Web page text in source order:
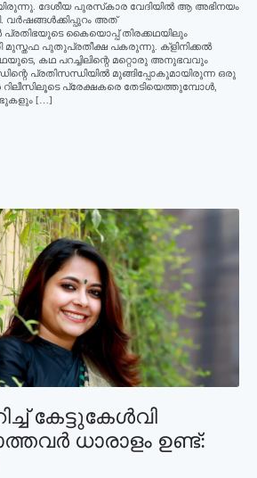
ദേശീയ പുരസ്‌കാര വേദിയില്‍ ആ അഭിനയം
വര്‍ഷങ്ങള്‍ക്കിപ്പുറം അത്
പ്രതിഭയുടെ കൈയൊപ്പ് തിരക്കഥയിലും
മുസ്തഫ പുതുപ്രതീക്ഷ പകരുന്നു. ക്ളിനിക്കല്‍
കഥ പറച്ചിലിന്റെ മറ്റൊരു അനുഭവവും
പ്രതിസന്ധിയില്‍ മുങ്ങിപ്പോകുമായിരുന്ന ഒരു
പ്രേക്ഷകരെ തേടിയെത്തുമ്പോള്‍,
[…]
കേട്ടുകേള്‍വി
ധാരാളം ഉണ്ട്: